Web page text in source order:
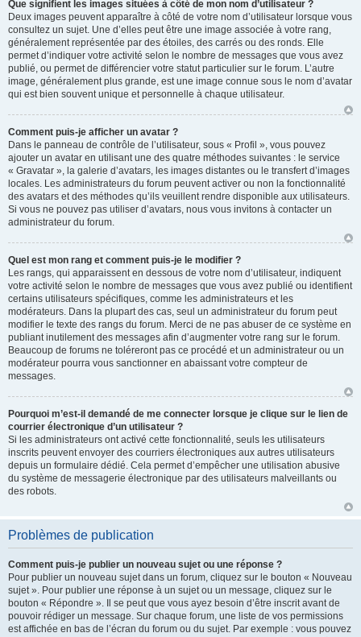
Que signifient les images situées à côté de mon nom d’utilisateur ?
Deux images peuvent apparaître à côté de votre nom d’utilisateur lorsque vous
consultez un sujet. Une d’elles peut être une image associée à votre rang,
généralement représentée par des étoiles, des carrés ou des ronds. Elle
permet d’indiquer votre activité selon le nombre de messages que vous avez
publié, ou permet de différencier votre statut particulier sur le forum. L’autre
image, généralement plus grande, est une image connue sous le nom d’avatar
qui est bien souvent unique et personnelle à chaque utilisateur.
Comment puis-je afficher un avatar ?
Dans le panneau de contrôle de l’utilisateur, sous « Profil », vous pouvez
ajouter un avatar en utilisant une des quatre méthodes suivantes : le service
« Gravatar », la galerie d’avatars, les images distantes ou le transfert d’images
locales. Les administrateurs du forum peuvent activer ou non la fonctionnalité
des avatars et des méthodes qu’ils veuillent rendre disponible aux utilisateurs.
Si vous ne pouvez pas utiliser d’avatars, nous vous invitons à contacter un
administrateur du forum.
Quel est mon rang et comment puis-je le modifier ?
Les rangs, qui apparaissent en dessous de votre nom d’utilisateur, indiquent
votre activité selon le nombre de messages que vous avez publié ou identifient
certains utilisateurs spécifiques, comme les administrateurs et les
modérateurs. Dans la plupart des cas, seul un administrateur du forum peut
modifier le texte des rangs du forum. Merci de ne pas abuser de ce système en
publiant inutilement des messages afin d’augmenter votre rang sur le forum.
Beaucoup de forums ne toléreront pas ce procédé et un administrateur ou un
modérateur pourra vous sanctionner en abaissant votre compteur de
messages.
Pourquoi m’est-il demandé de me connecter lorsque je clique sur le lien de
courrier électronique d’un utilisateur ?
Si les administrateurs ont activé cette fonctionnalité, seuls les utilisateurs
inscrits peuvent envoyer des courriers électroniques aux autres utilisateurs
depuis un formulaire dédié. Cela permet d’empêcher une utilisation abusive
du système de messagerie électronique par des utilisateurs malveillants ou
des robots.
Problèmes de publication
Comment puis-je publier un nouveau sujet ou une réponse ?
Pour publier un nouveau sujet dans un forum, cliquez sur le bouton « Nouveau
sujet ». Pour publier une réponse à un sujet ou un message, cliquez sur le
bouton « Répondre ». Il se peut que vous ayez besoin d’être inscrit avant de
pouvoir rédiger un message. Sur chaque forum, une liste de vos permissions
est affichée en bas de l’écran du forum ou du sujet. Par exemple : vous pouvez